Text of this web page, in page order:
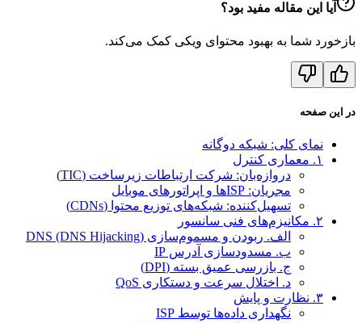
آیا این مقاله مفید بود؟
بازخورد شما به بهبود محتوای ویکی کمک می‌کند.
در این صفحه
نمای کلی: شبکه دوگانه
۱. معماری کنترل
دروازه‌بان: شرکت ارتباطات زیرساخت (TIC)
مجریان: ISPها و اپراتورهای موبایل
تسهیل‌کننده: شبکه‌های توزیع محتوا (CDNs)
۲. مکانیزم‌های فنی سانسور
الف. ربودن و مسموم‌سازی DNS (DNS Hijacking)
ب. مسدودسازی آدرس IP
ج. بازرسی عمیق بسته (DPI)
د. اختلال سرعت و دستکاری QoS
۳. نظارت و پایش
نگهداری داده‌ها توسط ISP